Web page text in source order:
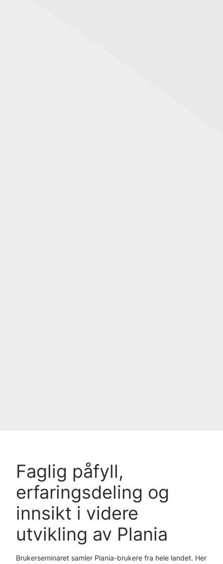
Faglig påfyll,
erfaringsdeling og
innsikt i videre
utvikling av Plania
Brukerseminaret samler Plania-brukere fra hele landet. Her